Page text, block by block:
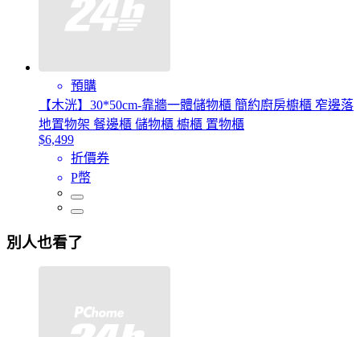
預購
【木洸】30*50cm-靠牆一體儲物櫃 簡約廚房櫥櫃 窄邊落
地置物架 餐邊櫃 儲物櫃 櫥櫃 置物櫃
$6,499
折價券
P幣
別人也看了